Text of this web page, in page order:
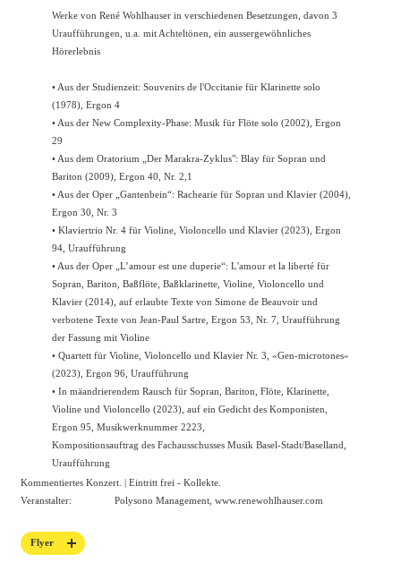
Werke von René Wohlhauser in verschiedenen Besetzungen, davon 3
Uraufführungen, u.a. mit Achteltönen, ein aussergewöhnliches
Hörerlebnis
• Aus der Studienzeit: Souvenirs de l'Occitanie für Klarinette solo
(1978), Ergon 4
• Aus der New Complexity-Phase: Musik für Flöte solo (2002), Ergon
29
• Aus dem Oratorium „Der Marakra-Zyklus": Blay für Sopran und
Bariton (2009), Ergon 40, Nr. 2,1
• Aus der Oper „Gantenbein“: Rachearie für Sopran und Klavier (2004),
Ergon 30, Nr. 3
• Klaviertrio Nr. 4 für Violine, Violoncello und Klavier (2023), Ergon
94, Uraufführung
• Aus der Oper „L’amour est une duperie“: L'amour et la liberté für
Sopran, Bariton, Baßflöte, Baßklarinette, Violine, Violoncello und
Klavier (2014), auf erlaubte Texte von Simone de Beauvoir und
verbotene Texte von Jean-Paul Sartre, Ergon 53, Nr. 7, Uraufführung
der Fassung mit Violine
• Quartett für Violine, Violoncello und Klavier Nr. 3, «Gen-microtones»
(2023), Ergon 96, Uraufführung
• In mäandrierendem Rausch für Sopran, Bariton, Flöte, Klarinette,
Violine und Violoncello (2023), auf ein Gedicht des Komponisten,
Ergon 95, Musikwerknummer 2223,
Kompositionsauftrag des Fachausschusses Musik Basel-Stadt/Baselland,
Uraufführung
Kommentiertes Konzert. | Eintritt frei - Kollekte.
Veranstalter:
Polysono Management, www.renewohlhauser.com
Flyer